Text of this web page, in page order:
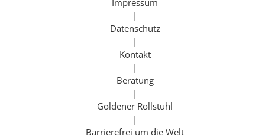
mehr erfahren
Impressum
|
Datenschutz
|
Kontakt
|
Beratung
|
Goldener Rollstuhl
|
Barrierefrei um die Welt